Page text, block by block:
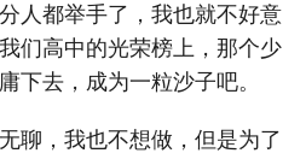
人都举手了，我也就不好意
们高中的光荣榜上，那个少
下去，成为一粒沙子吧。
聊，我也不想做，但是为了